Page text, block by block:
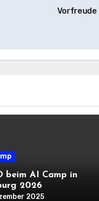
Vorfreude
beim AI Camp in
2026
2025